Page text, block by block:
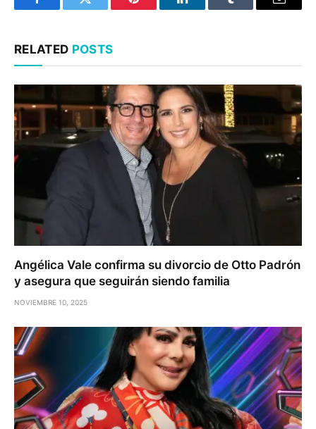
FacebookTwitter Pinterest LinkedInTumblr Email
RELATED POSTS
Angélica Vale confirma su divorcio de Otto Padrón
y asegura que seguirán siendo familia
NOVIEMBRE 10, 2025